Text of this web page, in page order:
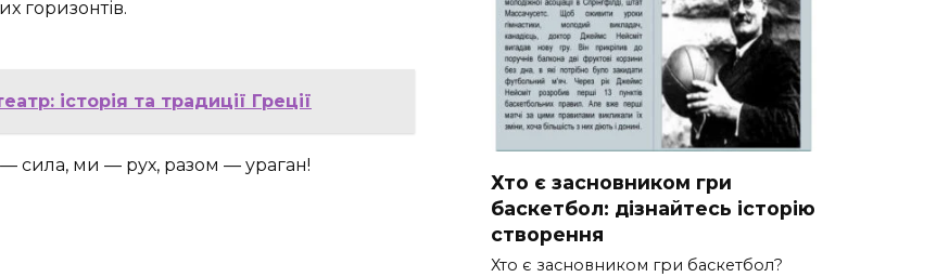
горизонтів.
історія та традиції Греції
— сила, ми — рух, разом — ураган!
Хто є засновником гри
баскетбол: дізнайтесь історію
створення
Хто є засновником гри баскетбол?